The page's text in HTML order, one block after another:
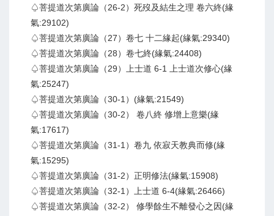
♤菩提道次第廣論（26-2）死歿及結生之理 卷六終(緣
氣:29102)
♤菩提道次第廣論（27）卷七 十二緣起(緣氣:29340)
♤菩提道次第廣論（28）卷七終(緣氣:24408)
♤菩提道次第廣論（29）上士道 6-1 上士道次修心(緣
氣:25247)
♤菩提道次第廣論（30-1）(緣氣:21549)
♤菩提道次第廣論（30-2） 卷八終 修增上意樂(緣
氣:17617)
♤菩提道次第廣論（31-1）卷九 依寂天教典而修(緣
氣:15295)
♤菩提道次第廣論（31-2）正明修法(緣氣:15908)
♤菩提道次第廣論（32-1）上士道 6-4(緣氣:26466)
♤菩提道次第廣論（32-2） 修學餘生不離發心之因(緣